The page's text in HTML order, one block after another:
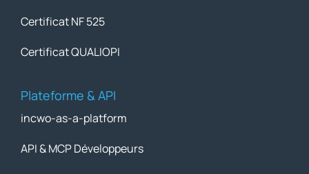
Certificat NF 525
Certificat QUALIOPI
Plateforme & API
incwo-as-a-platform
API & MCP Développeurs